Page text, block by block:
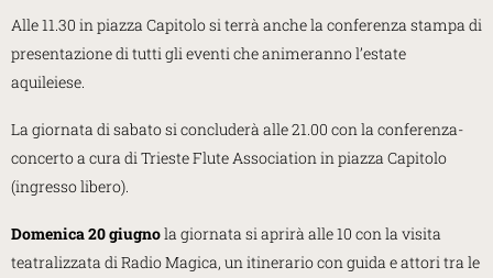
Alle 11.30 in piazza Capitolo si terrà anche la conferenza stampa di
presentazione di tutti gli eventi che animeranno l’estate
aquileiese.
La giornata di sabato si concluderà alle 21.00 con la conferenza-
concerto a cura di Trieste Flute Association in piazza Capitolo
(ingresso libero).
Domenica 20 giugnola giornata si aprirà alle 10 con la visita
teatralizzata di Radio Magica, un itinerario con guida e attori tra le